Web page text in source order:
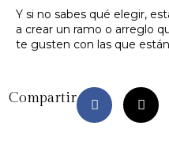
Y si no sabes qué elegir,
a crear un ramo o arreglo
te gusten con las que
Compartir